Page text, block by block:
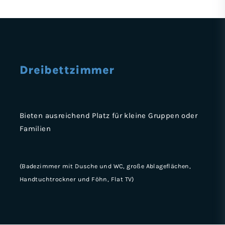
Dreibett­zimmer
Bieten ausreichend Platz für kleine Gruppen oder
Familien
(Badezimmer mit Dusche und WC, große Ablageflächen,
Handtuchtrockner und Föhn, Flat TV)